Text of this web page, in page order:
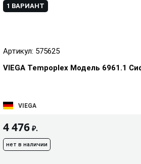
1 ВАРИАНТ
Артикул: 575625
VIEGA Tempoplex Модель 6961.1
VIEGA
4 476 ₽.
нет в наличии